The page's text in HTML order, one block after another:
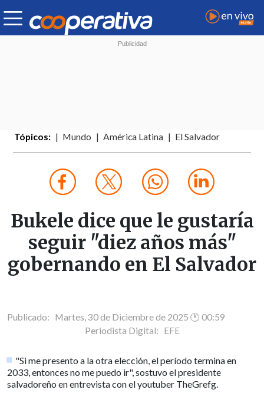
Tópicos: Mundo América Latina El Salvador
Bukele dice que le gustaría
seguir "diez años más"
gobernando en El Salvador
Publicado: Martes, 30 de Diciembre de 2025 🕐 00:59
Periodista Digital: EFE
"Si me presento a la otra elección, el período termina en
2033, entonces no me puedo ir", sostuvo el presidente
salvadoreño en entrevista con el youtuber TheGrefg.